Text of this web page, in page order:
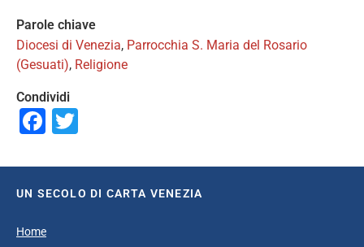
Parole chiave
Diocesi di Venezia, Parrocchia S. Maria del Rosario
(Gesuati), Religione
Condividi
Facebook
UN SECOLO DI CARTA VENEZIA
Home